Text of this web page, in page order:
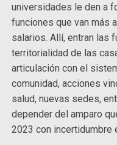
universidades le den a
funciones que van más
salarios. Allí, entran las
territorialidad de las
articulación con el
comunidad, acciones
salud, nuevas sedes,
depender del amparo
2023 con incertidumbre